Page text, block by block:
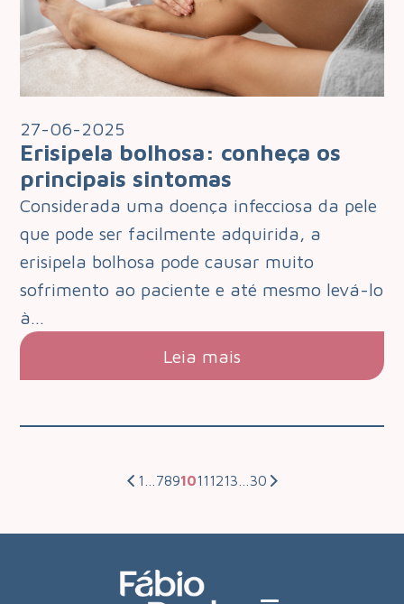
27-06-2025
Erisipela bolhosa: conheça os
principais sintomas
Considerada uma doença infecciosa da pele
que pode ser facilmente adquirida, a
erisipela bolhosa pode causar muito
sofrimento ao paciente e até mesmo levá-lo
à…
Leia mais
1 78910111213 30